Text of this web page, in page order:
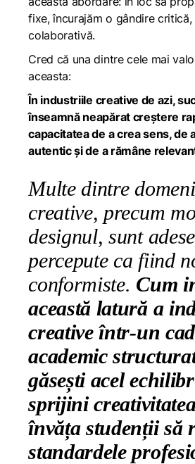
fixe, încurajăm o gândire
colaborativă.
Cred că una dintre cele mai
aceasta:
În industriile creative de azi,
înseamnă neapărat creștere
capacitatea de a crea sens, de
autentic și de a rămâne
Multe dintre
creative, precum
designul, sunt
percepute ca fiind
conformiste. Cum
această latură a
creative într-un
academic
găsești acel
sprijini
învăța studenții să
standardele